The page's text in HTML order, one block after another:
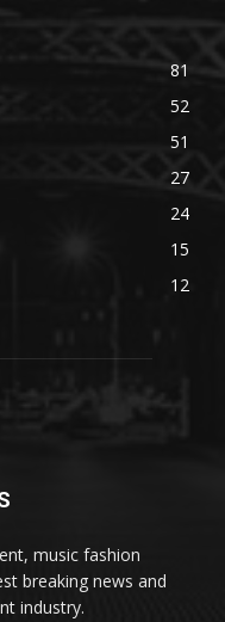
81
52
51
27
24
15
12
music fashion
breaking news and
industry.